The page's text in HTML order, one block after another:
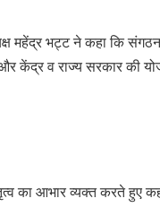
महेंद्र भट्ट ने कहा कि
और केंद्र व राज्य सरकार
का आभार व्यक्त करते हुए